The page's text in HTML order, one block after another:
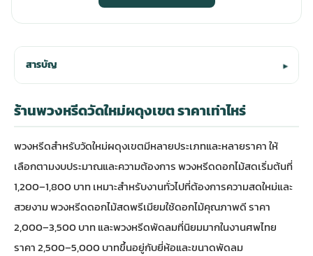
สารบัญ ▾
ร้านพวงหรีดวัดใหม่ผดุงเขต ราคาเท่าไหร่
พวงหรีดสำหรับวัดใหม่ผดุงเขตมีหลายประเภทและหลายราคา ให้
เลือกตามงบประมาณและความต้องการ พวงหรีดดอกไม้สดเริ่มต้นที่
1,200–1,800 บาท เหมาะสำหรับงานทั่วไปที่ต้องการความสดใหม่และ
สวยงาม พวงหรีดดอกไม้สดพรีเมียมใช้ดอกไม้คุณภาพดี ราคา
2,000–3,500 บาท และพวงหรีดพัดลมที่นิยมมากในงานศพไทย
ราคา 2,500–5,000 บาทขึ้นอยู่กับยี่ห้อและขนาดพัดลม